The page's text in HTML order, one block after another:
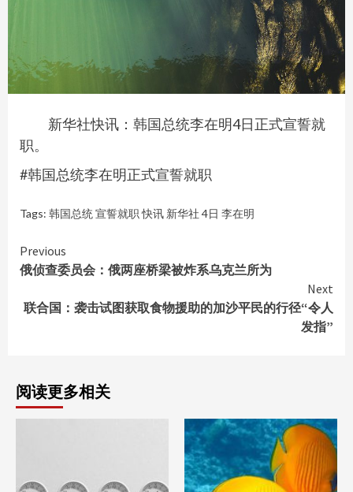
新华社快讯：韩国总统李在明4日正式宣誓就
职。
#韩国总统李在明正式宣誓就职
Tags: 韩国总统 宣誓就职 快讯 新华社 4日 李在明
Continue
Reading
Previous
俄侦查委员会：俄两座桥梁被炸系乌克兰所为
Next
联合国：袭击试图获取食物援助的加沙平民的行径“令人
发指”
阅读更多相关